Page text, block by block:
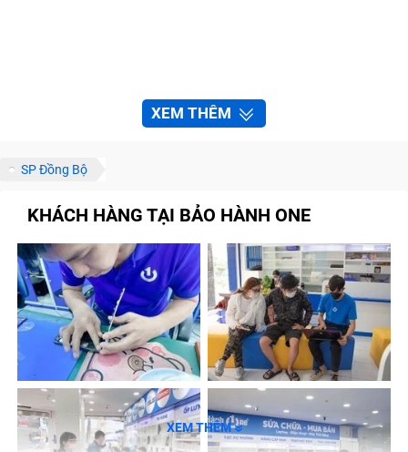
XEM THÊM
SP Đồng Bộ
KHÁCH HÀNG TẠI BẢO HÀNH ONE
XEM THÊM